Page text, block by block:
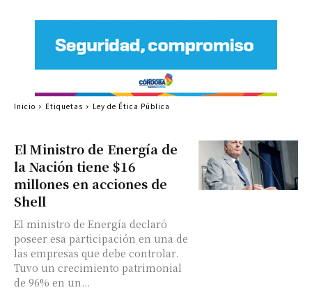
El Ministro de Energía de
la Nación tiene $16
millones en acciones de
Shell
El ministro de Energía declaró
poseer esa participación en una de
las empresas que debe controlar.
Tuvo un crecimiento patrimonial
de 96% en un...
Inicio Etiquetas Ley de Ética Pública